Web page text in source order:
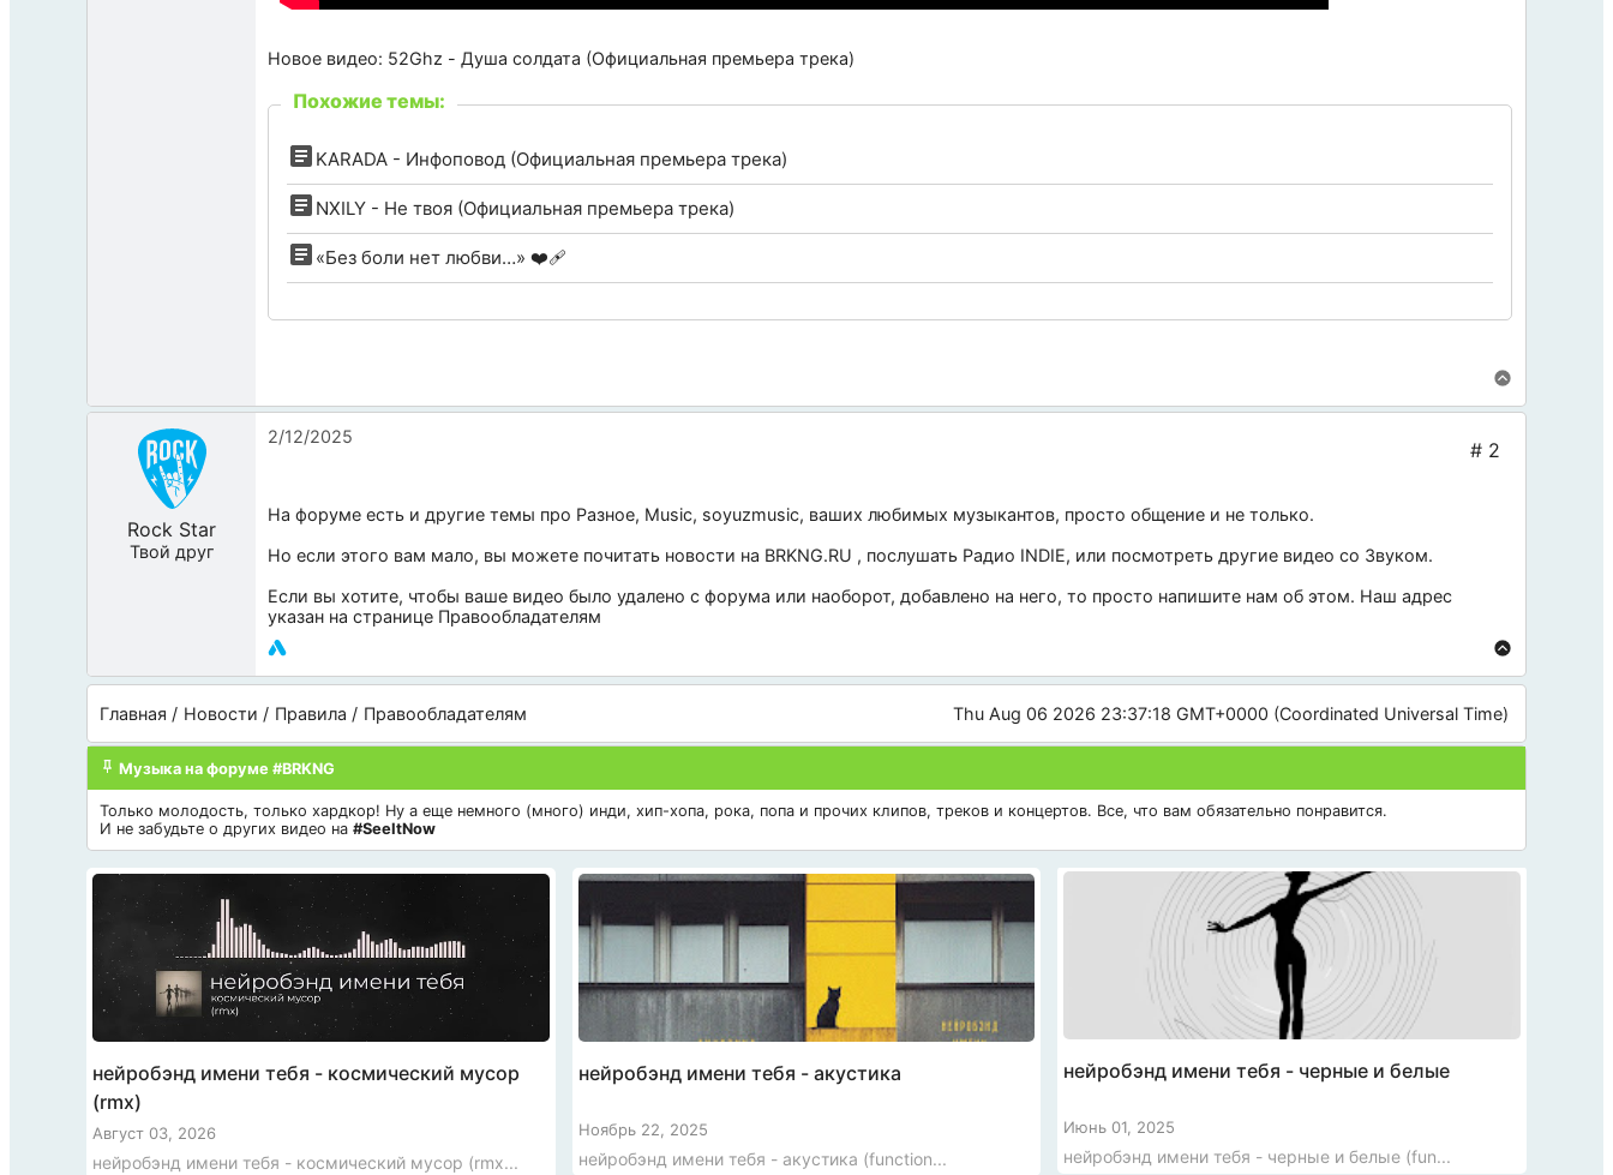
Новое видео: 52Ghz - Душа солдата (Официальная премьера трека)
Похожие темы:
KARADA - Инфоповод (Официальная премьера трека)
NXILY - Не твоя (Официальная премьера трека)
«Без боли нет любви…» ❤️‍🩹
Rock Star
Твой друг
2/12/2025
На форуме есть и другие темы про Разное, Music, soyuzmusic, ваших любимых музыкантов, просто общение и не только.
Но если этого вам мало, вы можете почитать новости на BRKNG.RU , послушать Радио INDIE, или посмотреть другие видео со Звуком.
Если вы хотите, чтобы ваше видео было удалено с форума или наоборот, добавлено на него, то просто напишите нам об этом. Наш адрес
указан на странице Правообладателям
Главная Новости Правила Правообладателям Thu Aug 06 2026 23:37:18 GMT+0000 (Coordinated Universal Time)
Музыка на форуме #BRKNG
Только молодость, только хардкор! Ну а еще немного (много) инди, хип-хопа, рока, попа и прочих клипов, треков и концертов. Все, что вам обязательно понравится.
И не забудьте о других видео на #SeeItNow
нейробэнд имени тебя - космический мусор
(rmx)
Август 03, 2026
нейробэнд имени тебя - космический мусор (rmx...
нейробэнд имени тебя - акустика
Ноябрь 22, 2025
нейробэнд имени тебя - акустика (function...
нейробэнд имени тебя - черные и белые
Июнь 01, 2025
нейробэнд имени тебя - черные и белые (fun...